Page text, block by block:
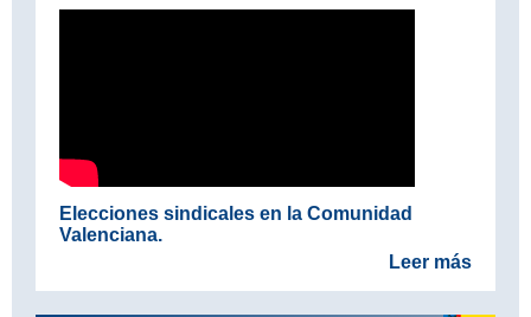
Elecciones sindicales en la Comunidad
Valenciana.
Leer más